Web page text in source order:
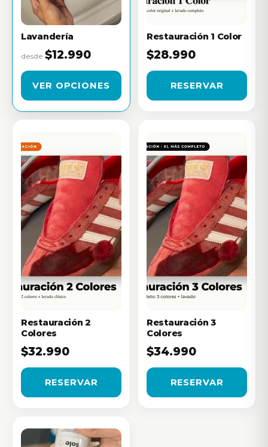
Lavandería
desde $12.990
VER OPCIONES
Restauración 1 Color
$28.990
RESERVAR
Restauración 2
Colores
$32.990
RESERVAR
Restauración 3
Colores
$34.990
RESERVAR